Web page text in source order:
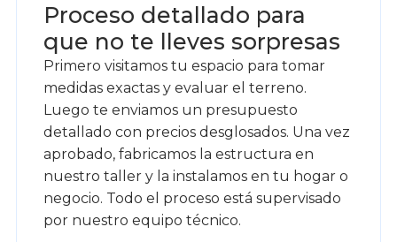
Proceso detallado para
que no te lleves sorpresas
Primero visitamos tu espacio para tomar
medidas exactas y evaluar el terreno.
Luego te enviamos un presupuesto
detallado con precios desglosados. Una vez
aprobado, fabricamos la estructura en
nuestro taller y la instalamos en tu hogar o
negocio. Todo el proceso está supervisado
por nuestro equipo técnico.